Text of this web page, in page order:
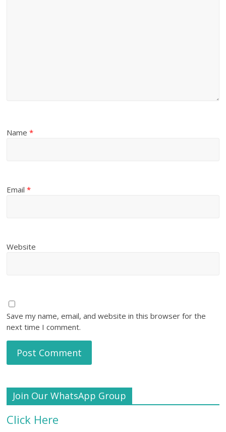
Name*
Email*
Website
Save my name, email, and website in this browser for the
next time I comment.
Join Our WhatsApp Group
Click Here